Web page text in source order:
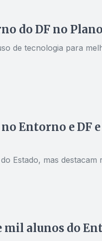
do DF no
de tecnologia para
Entorno e DF
Estado, mas
mil alunos do